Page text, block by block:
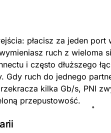
płacisz za jeden port
ruch z wieloma
i często dłuższego
Gdy ruch do jednego
kilka Gb/s, PNI
przepustowość.